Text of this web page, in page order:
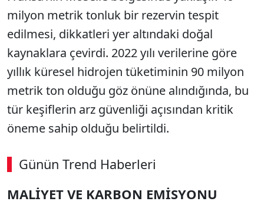
milyon metrik tonluk bir rezervin tespit
edilmesi, dikkatleri yer altındaki doğal
kaynaklara çevirdi. 2022 yılı verilerine göre
yıllık küresel hidrojen tüketiminin 90 milyon
metrik ton olduğu göz önüne alındığında, bu
tür keşiflerin arz güvenliği açısından kritik
öneme sahip olduğu belirtildi.
Günün Trend Haberleri
MALİYET VE KARBON EMİSYONU